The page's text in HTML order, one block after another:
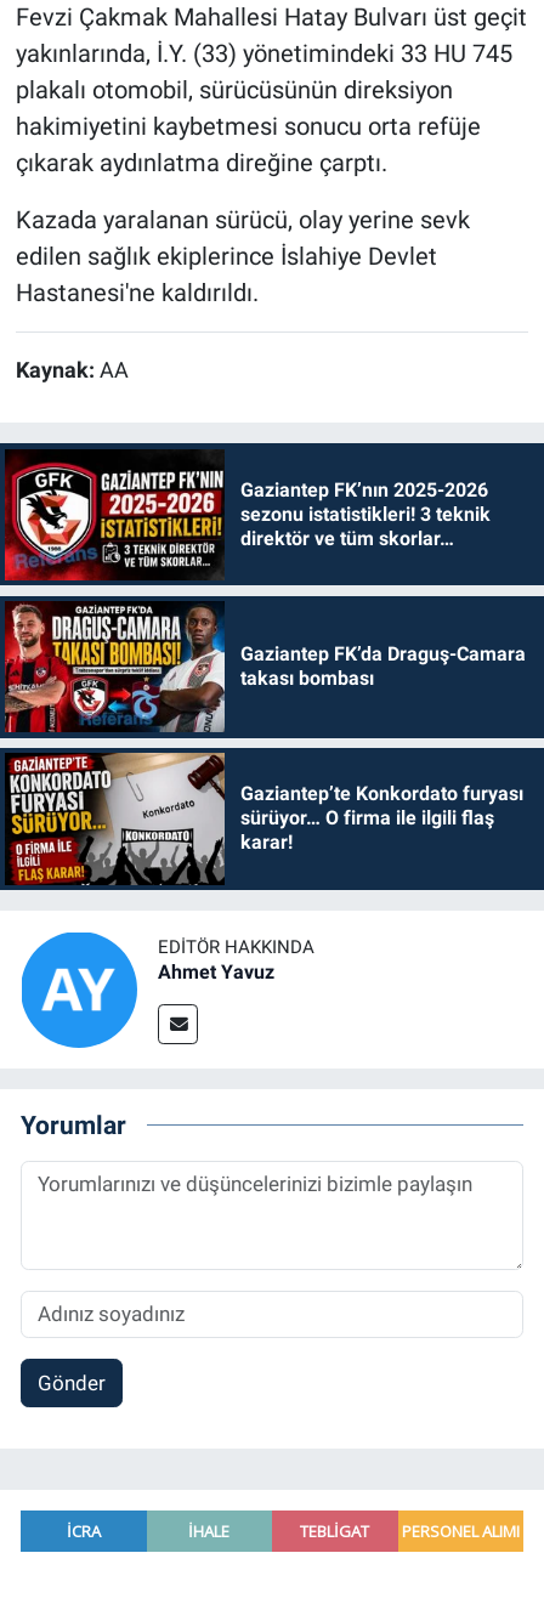
Fevzi Çakmak Mahallesi Hatay Bulvarı üst geçit
yakınlarında, İ.Y. (33) yönetimindeki 33 HU 745
plakalı otomobil, sürücüsünün direksiyon
hakimiyetini kaybetmesi sonucu orta refüje
çıkarak aydınlatma direğine çarptı.
Kazada yaralanan sürücü, olay yerine sevk
edilen sağlık ekiplerince İslahiye Devlet
Hastanesi'ne kaldırıldı.
Kaynak: AA
Gaziantep FK’nın 2025-2026
sezonu istatistikleri! 3 teknik
direktör ve tüm skorlar…
Gaziantep FK’da Draguş-Camara
takası bombası
Gaziantep’te Konkordato furyası
sürüyor… O firma ile ilgili flaş
karar!
EDITÖR HAKKINDA
Ahmet Yavuz
Yorumlar
Gönder